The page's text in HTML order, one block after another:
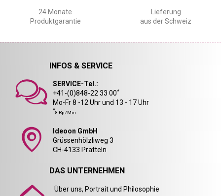
24 Monate
Produktgarantie
Lieferung
aus der Schweiz
INFOS & SERVICE
SERVICE-Tel.:
+41-(0)848-22 33 00*
Mo-Fr 8 -12 Uhr und 13 - 17 Uhr
*8 Rp./Min.
Ideoon GmbH
Grüssenhölzliweg 3
CH-4133 Pratteln
DAS UNTERNEHMEN
Über uns, Portrait und Philosophie